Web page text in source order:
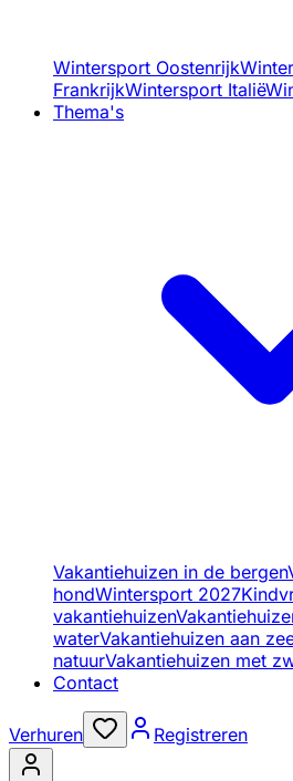
Wintersport Oostenrijk
FrankrijkWintersport Italië
Thema's
Vakantiehuizen in de bergen
hondWintersport 2027
vakantiehuizen
waterVakantiehuizen aan zee
natuurVakantiehuizen met
Contact
Verhuren Registreren